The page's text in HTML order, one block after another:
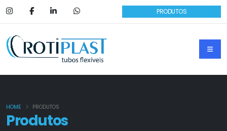
PRODUTOS
Produtos
HOME PRODUTOS